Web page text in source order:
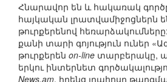
Հնարավոր են և հակառակ
հայկական լրատվամիջոցներն
թուրքերենով
քանի տարի գոյություն ուներ
թուրքերեն on-line տարբերակը,
երկու ինտերնետ
News.am, իրենց լրահոսը